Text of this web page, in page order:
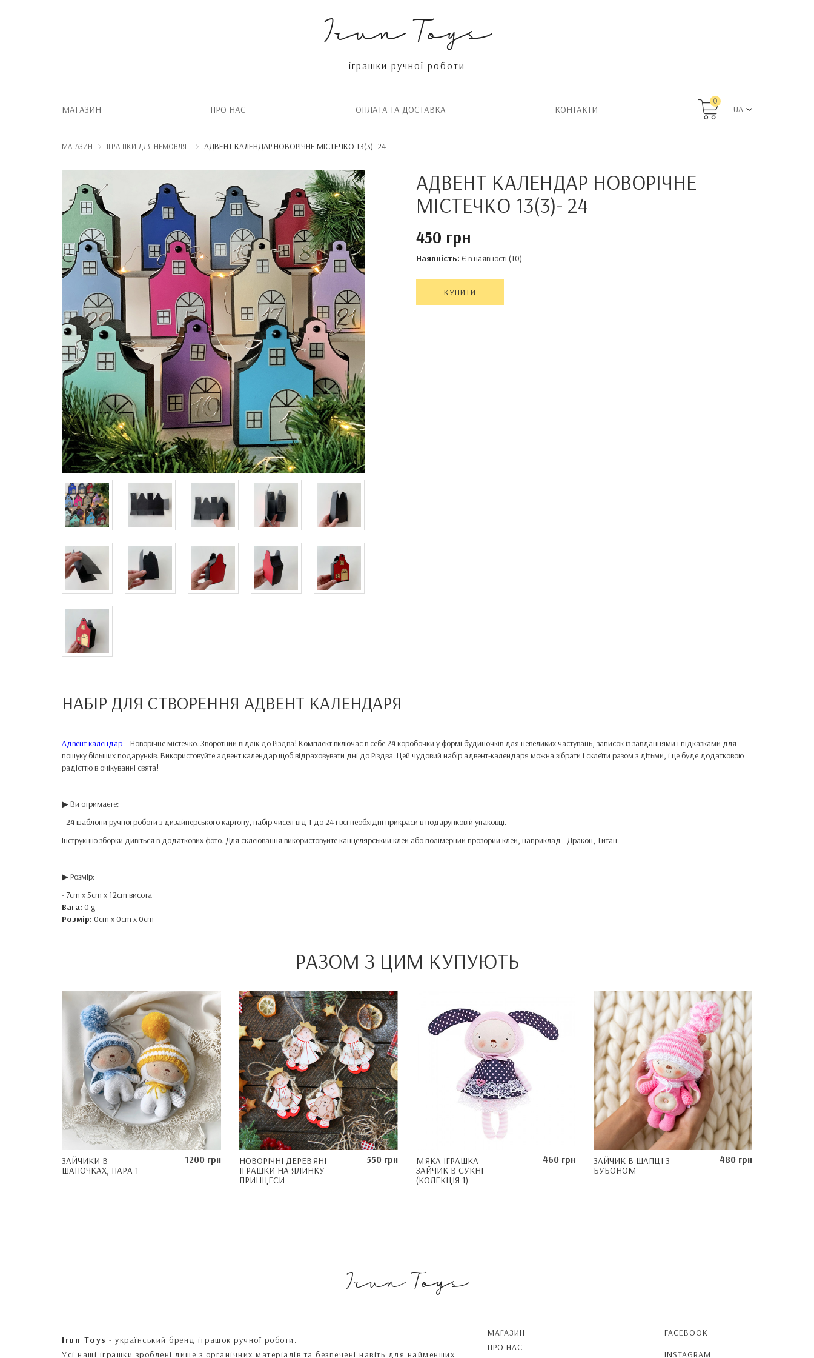
Irun Toys
- іграшки ручної роботи -
МАГАЗИН ПРО НАС OПЛАТА ТА ДОСТАВКА КОНТАКТИ
0
UA
МАГАЗИН ІГРАШКИ ДЛЯ НЕМОВЛЯТ АДВЕНТ КАЛЕНДАР НОВОРІЧНЕ МІСТЕЧКО 13(3)- 24
АДВЕНТ КАЛЕНДАР НОВОРІЧНЕ
МІСТЕЧКО 13(3)- 24
450 грн
Наявність: Є в наявності (10)
КУПИТИ
НАБІР ДЛЯ СТВОРЕННЯ АДВЕНТ КАЛЕНДАРЯ
Адвент календар- Новорічне містечко. Зворотний відлік до Різдва! Комплект включає в себе 24 коробочки у формі будиночків для невеликих частувань, записок із завданнями і підказками для
пошуку більших подарунків. Використовуйте адвент календар щоб відраховувати дні до Різдва. Цей чудовий набір адвент-календаря можна зібрати і склеїти разом з дітьми, і це буде додатковою
радісттю в очікуванні свята!
▶ Ви отримаєте:
- 24 шаблони ручної роботи з дизайнерського картону, набір чисел від 1 до 24 і всі необхідні прикраси в подарунковій упаковці.
Інструкцію зборки дивіться в додаткових фото. Для склеювання використовуйте канцелярський клей або полімерний прозорий клей, наприклад - Дракон, Титан.
▶ Розмір:
- 7cm x 5cm x 12cm висота
Вага: 0 g
Розмір: 0cm x 0cm x 0cm
РАЗОМ З ЦИМ КУПУЮТЬ
ЗАЙЧИКИ В
ШАПОЧКАХ, ПАРА 1
1200 грн
НОВОРІЧНІ ДЕРЕВ'ЯНІ
ІГРАШКИ НА ЯЛИНКУ -
ПРИНЦЕСИ
550 грн
М'ЯКА ІГРАШКА
ЗАЙЧИК В СУКНІ
(КОЛЕКЦІЯ 1)
460 грн
ЗАЙЧИК В ШАПЦІ З
БУБОНОМ
480 грн
Irun Toys
Irun Toys - український бренд іграшок ручної роботи.
Усі наші іграшки зроблені лише з органічних матеріалів та безпечені навіть для найменших
МАГАЗИН
ПРО НАС
FACEBOOK
INSTAGRAM